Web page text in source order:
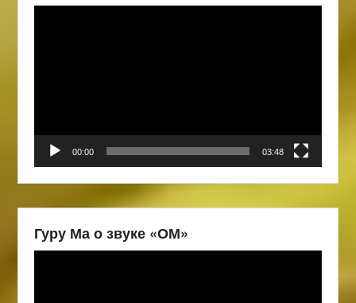
00:00 03:48
Гуру Ма о звуке «ОМ»